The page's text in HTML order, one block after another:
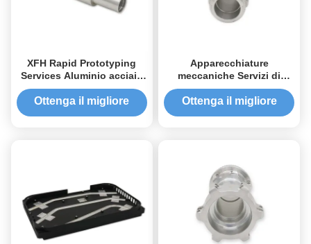
XFH Rapid Prototyping
Services Aluminio acciaio
inossidabile ottone
anodizzato lucidato
Ottenga il migliore
Apparecchiature
meccaniche Servizi di
prototipazione rapida
Produzione di prototipi
Ottenga il migliore